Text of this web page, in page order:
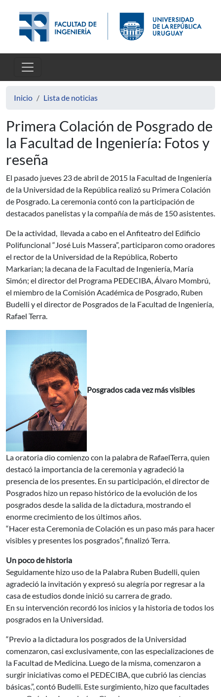
Inicio Lista de noticias
Primera Colación de Posgrado de
la Facultad de Ingeniería: Fotos y
reseña
El pasado jueves 23 de abril de 2015 la Facultad de Ingeniería
de la Universidad de la República realizó su Primera Colación
de Posgrado. La ceremonia contó con la participación de
destacados panelistas y la compañía de más de 150 asistentes.
De la actividad, llevada a cabo en el Anfiteatro del Edificio
Polifuncional “José Luis Massera”, participaron como oradores
el rector de la Universidad de la República, Roberto
Markarian; la decana de la Facultad de Ingeniería, María
Simón; el director del Programa PEDECIBA, Álvaro Mombrú,
el miembro de la Comisión Académica de Posgrado, Ruben
Budelli y el director de Posgrados de la Facultad de Ingeniería,
Rafael Terra.
Posgrados cada vez más visibles
La oratoria dio comienzo con la palabra de RafaelTerra, quien
destacó la importancia de la ceremonia y agradeció la
presencia de los presentes. En su participación, el director de
Posgrados hizo un repaso histórico de la evolución de los
posgrados desde la salida de la dictadura, mostrando el
enorme crecimiento de los últimos años.
“Hacer esta Ceremonia de Colación es un paso más para hacer
visibles y presentes los posgrados”, finalizó Terra.
Un poco de historia
Seguidamente hizo uso de la Palabra Ruben Budelli, quien
agradeció la invitación y expresó su alegría por regresar a la
casa de estudios donde inició su carrera de grado.
En su intervención recordó los inicios y la historia de todos los
posgrados en la Universidad.
“Previo a la dictadura los posgrados de la Universidad
comenzaron, casi exclusivamente, con las especializaciones de
la Facultad de Medicina. Luego de la misma, comenzaron a
surgir iniciativas como el PEDECIBA, que cubrió las ciencias
básicas.”, contó Budelli. Este surgimiento, hizo que facultades